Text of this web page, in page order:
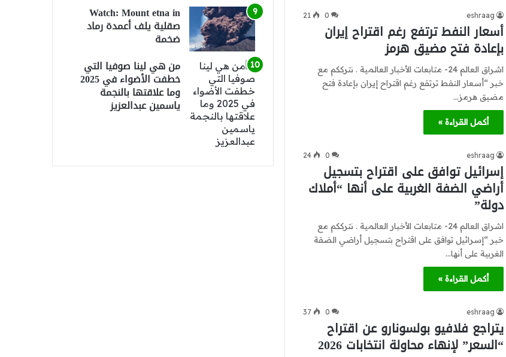
eshraag
0
21
أسعار النفط ترتفع رغم اقتراح إيران
بإعادة فتح مضيق هرمز
اشراق العالم 24- متابعات الأخبار العالمية . نترككم مع
خبر “أسعار النفط ترتفع رغم اقتراح إيران بإعادة فتح
مضيق هرمز…
أكمل القراءة »
eshraag
0
24
إسرائيل توافق على اقتراح بتسجيل
أراضي الضفة الغربية على أنها “أملاك
دولة”
اشراق العالم 24- متابعات الأخبار العالمية . نترككم مع
خبر “إسرائيل توافق على اقتراح بتسجيل أراضي الضفة
الغربية على أنها…
أكمل القراءة »
eshraag
0
37
يتراجع فلافيو بولسونارو عن اقتراح
“السعر” لإنهاء محاولة انتخابات 2026
Watch: Mount etna in
صقلية يلف أعمدة رماد
ضخمة
من هي لينا صوفيا التي
خطفت الأضواء في 2025
وما علاقتها بالنجمة
ياسمين عبدالعزيز